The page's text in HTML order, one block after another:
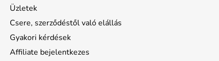
Üzletek
Csere, szerződéstől való elállás
Gyakori kérdések
Affiliate bejelentkezes